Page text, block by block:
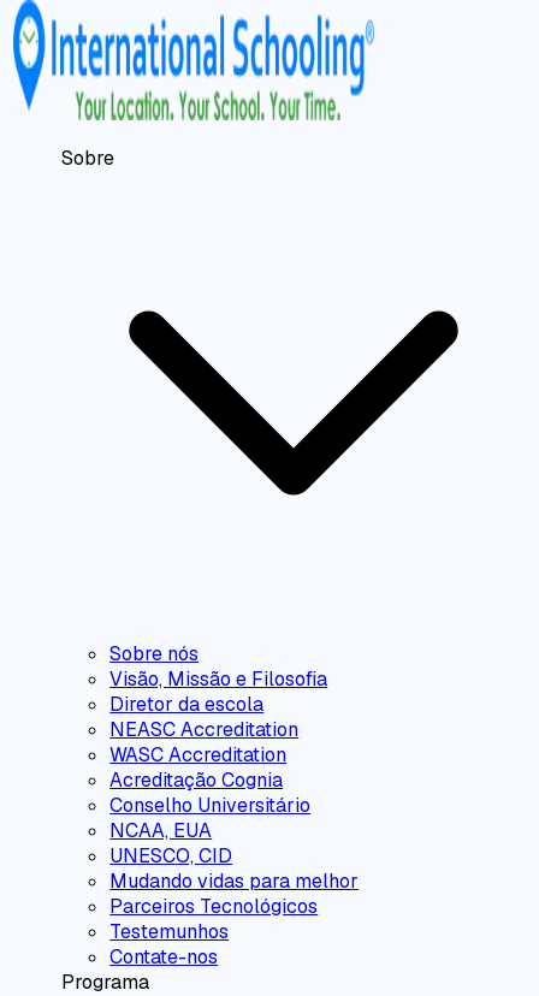
Sobre
Sobre nós
Visão, Missão e Filosofia
Diretor da escola
NEASC Accreditation
WASC Accreditation
Acreditação Cognia
Conselho Universitário
NCAA, EUA
UNESCO, CID
Mudando vidas para melhor
Parceiros Tecnológicos
Testemunhos
Contate-nos
Programa